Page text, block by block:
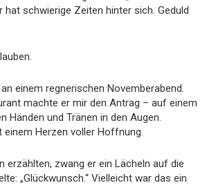
hat schwierige Zeiten hinter sich. Geduld
einem regnerischen Novemberabend.
machte er mir den Antrag – auf einem
Händen und Tränen in den Augen.
einem Herzen voller Hoffnung.
erzählten, zwang er ein Lächeln auf die
„Glückwunsch.“ Vielleicht war das ein